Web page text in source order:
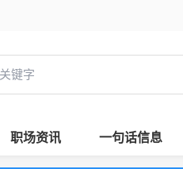
职场资讯 一句话信息